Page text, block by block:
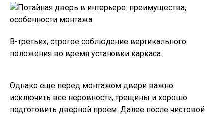
В-третьих, строгое соблюдение вертикального
положения во время установки каркаса.
Однако ещё перед монтажом двери важно
исключить все неровности, трещины и хорошо
подготовить дверной проём. Далее после чистовой